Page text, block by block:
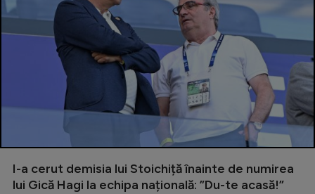
I-a cerut demisia lui Stoichiță înainte de numirea
lui Gică Hagi la echipa națională: ”Du-te acasă!”